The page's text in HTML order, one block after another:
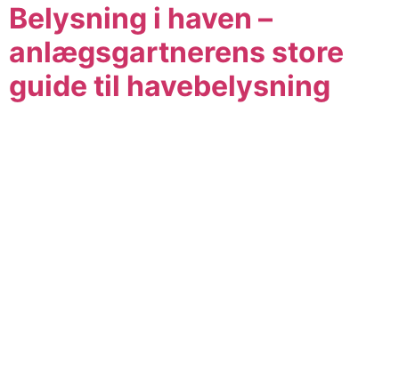
Belysning i haven –
anlægsgartnerens store
guide til havebelysning